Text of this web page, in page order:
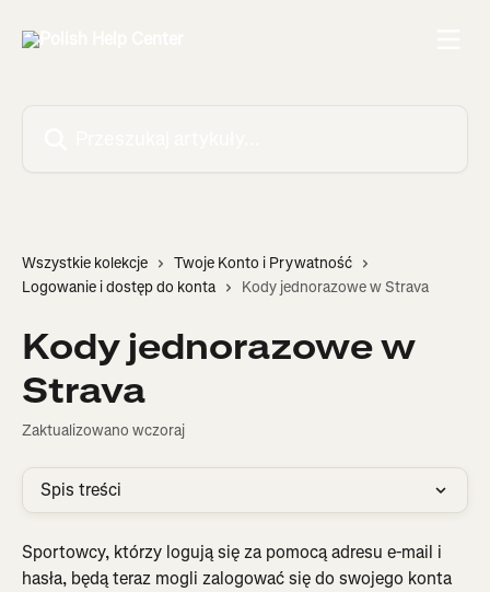
Wszystkie kolekcje
Twoje Konto i Prywatność
Logowanie i dostęp do konta
Kody jednorazowe w Strava
Kody jednorazowe w
Strava
Zaktualizowano wczoraj
Spis treści
Sportowcy, którzy logują się za pomocą adresu e-mail i
hasła, będą teraz mogli zalogować się do swojego konta